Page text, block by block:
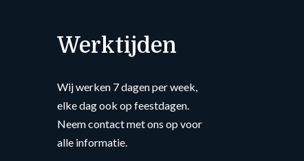
Werktijden
Wij werken 7 dagen per week,
elke dag ook op feestdagen.
Neem contact met ons op voor
alle informatie.